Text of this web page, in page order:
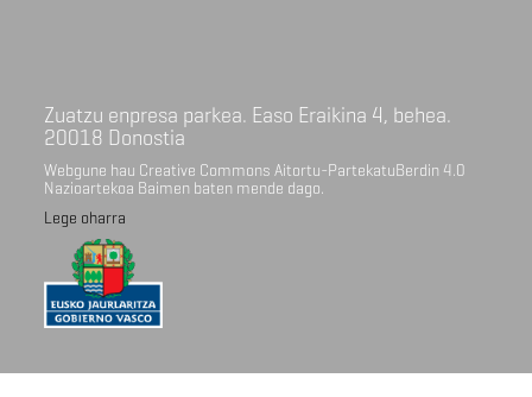
Zuatzu enpresa parkea. Easo Eraikina 4, behea.
20018 Donostia
Webgune hau Creative Commons Aitortu-PartekatuBerdin 4.0
Nazioartekoa Baimen baten mende dago.
Lege oharra